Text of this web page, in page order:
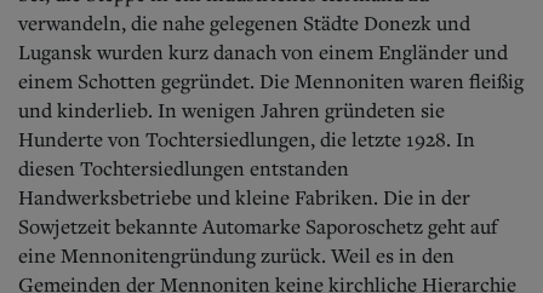
verwandeln, die nahe gelegenen Städte Donezk und
Lugansk wurden kurz danach von einem Engländer und
einem Schotten gegründet. Die Mennoniten waren fleißig
und kinderlieb. In wenigen Jahren gründeten sie
Hunderte von Tochtersiedlungen, die letzte 1928. In
diesen Tochtersiedlungen entstanden
Handwerksbetriebe und kleine Fabriken. Die in der
Sowjetzeit bekannte Automarke Saporoschetz geht auf
eine Mennonitengründung zurück. Weil es in den
Gemeinden der Mennoniten keine kirchliche Hierarchie